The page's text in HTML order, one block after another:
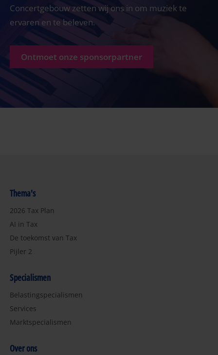
Concertgebouw zetten wij ons in om muziek te
ervaren en te beleven.
Ontmoet onze sponsorpartner
Thema's
2026 Tax Plan
AI in Tax
De toekomst van Tax
Pijler 2
Specialismen
Belastingspecialismen
Services
Marktspecialismen
Over ons